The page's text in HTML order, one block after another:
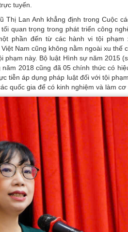
tuyến.
Thị Lan Anh khẳng định trong Cuộc
quan trọng trong phát triển công
phần đến từ các hành vi tội
Nam cũng không nằm ngoài xu thế
phạm này. Bộ luật Hình sự năm 2015
2018 cũng đã 05 chính thức có
tiễn áp dụng pháp luật đối với tội
quốc gia để có kinh nghiệm và làm